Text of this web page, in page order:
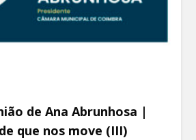
de Ana Abrunhosa |
que nos move (III)